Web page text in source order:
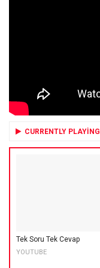
CURRENTLY PLAYING
Tek Soru Tek Cevap
YOUTUBE